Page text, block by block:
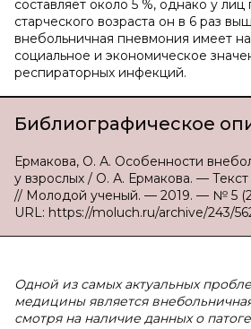
составляет около 5 %, однако у
старческого возраста он в 6 раз
внебольничная пневмония имеет
социальное и экономическое
респираторных инфекций.
Библиографическое
Ермакова, О. А. Особенности
у взрослых / О. А. Ермакова. —
// Молодой ученый. — 2019. — № 5
URL: https://moluch.ru/archive/243/
Одной из самых актуальных
медицины является
смотря на наличие данных о